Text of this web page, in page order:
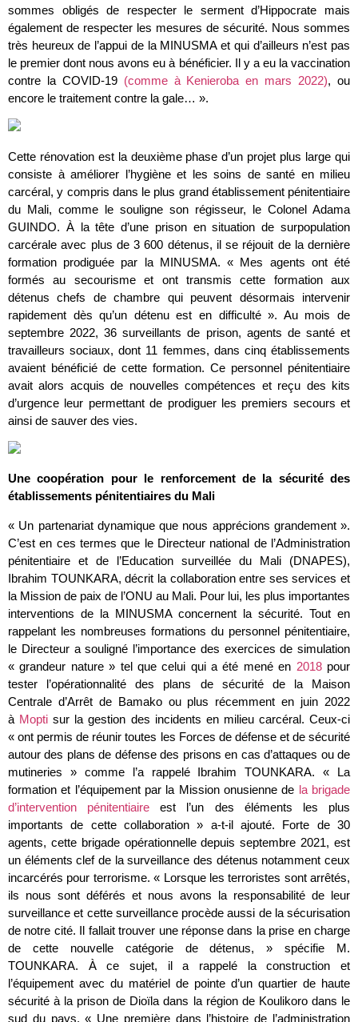
sommes obligés de respecter le serment d’Hippocrate mais
également de respecter les mesures de sécurité. Nous sommes
très heureux de l’appui de la MINUSMA et qui d’ailleurs n’est pas
le premier dont nous avons eu à bénéficier. Il y a eu la vaccination
contre la COVID-19 (comme à Kenieroba en mars 2022), ou
encore le traitement contre la gale… ».
Cette rénovation est la deuxième phase d’un projet plus large qui
consiste à améliorer l’hygiène et les soins de santé en milieu
carcéral, y compris dans le plus grand établissement pénitentiaire
du Mali, comme le souligne son régisseur, le Colonel Adama
GUINDO. À la tête d’une prison en situation de surpopulation
carcérale avec plus de 3 600 détenus, il se réjouit de la dernière
formation prodiguée par la MINUSMA. « Mes agents ont été
formés au secourisme et ont transmis cette formation aux
détenus chefs de chambre qui peuvent désormais intervenir
rapidement dès qu’un détenu est en difficulté ». Au mois de
septembre 2022, 36 surveillants de prison, agents de santé et
travailleurs sociaux, dont 11 femmes, dans cinq établissements
avaient bénéficié de cette formation. Ce personnel pénitentiaire
avait alors acquis de nouvelles compétences et reçu des kits
d’urgence leur permettant de prodiguer les premiers secours et
ainsi de sauver des vies.
Une coopération pour le renforcement de la sécurité des
établissements pénitentiaires du Mali
« Un partenariat dynamique que nous apprécions grandement ».
C’est en ces termes que le Directeur national de l’Administration
pénitentiaire et de l’Education surveillée du Mali (DNAPES),
Ibrahim TOUNKARA, décrit la collaboration entre ses services et
la Mission de paix de l’ONU au Mali. Pour lui, les plus importantes
interventions de la MINUSMA concernent la sécurité. Tout en
rappelant les nombreuses formations du personnel pénitentiaire,
le Directeur a souligné l’importance des exercices de simulation
« grandeur nature » tel que celui qui a été mené en 2018pour
tester l’opérationnalité des plans de sécurité de la Maison
Centrale d’Arrêt de Bamako ou plus récemment en juin 2022
à Mopti sur la gestion des incidents en milieu carcéral. Ceux-ci
« ont permis de réunir toutes les Forces de défense et de sécurité
autour des plans de défense des prisons en cas d’attaques ou de
mutineries » comme l’a rappelé Ibrahim TOUNKARA. « La
formation et l’équipement par la Mission onusienne de la brigade
d’intervention pénitentiaire est l’un des éléments les plus
importants de cette collaboration » a-t-il ajouté. Forte de 30
agents, cette brigade opérationnelle depuis septembre 2021, est
un éléments clef de la surveillance des détenus notamment ceux
incarcérés pour terrorisme. « Lorsque les terroristes sont arrêtés,
ils nous sont déférés et nous avons la responsabilité de leur
surveillance et cette surveillance procède aussi de la sécurisation
de notre cité. Il fallait trouver une réponse dans la prise en charge
de cette nouvelle catégorie de détenus, » spécifie M.
TOUNKARA. À ce sujet, il a rappelé la construction et
l’équipement avec du matériel de pointe d’un quartier de haute
sécurité à la prison de Dioïla dans la région de Koulikoro dans le
sud du pays. « Une première dans l’histoire de l’administration